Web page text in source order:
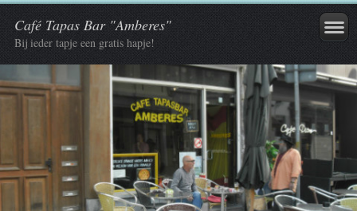
Café Tapas Bar "Amberes"
Bij ieder tapje een gratis hapje!